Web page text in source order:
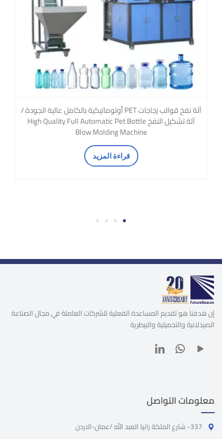
آلة نفخ قوالب زجاجات PET أوتوماتيكية بالكامل عالية الجودة /
آلة تشكيل النفخ High Quality Full Automatic Pet Bottle
Blow Molding Machine
قراءة المزيد
1
2
3
4
إن هدفنا هو تقديم المساعدة الفعلية للشركات العاملة في مجال الصناعة
الصيدلانية والتجميلية والبيطرية
معلومات التواصل
337- شارع الملكة رانيا العبد الله /عمان-الاردن